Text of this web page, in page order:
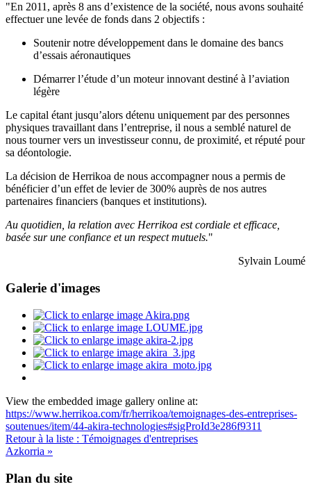
"En 2011, après 8 ans d’existence de la société, nous avons souhaité
effectuer une levée de fonds dans 2 objectifs :
Soutenir notre développement dans le domaine des bancs
d’essais aéronautiques
Démarrer l’étude d’un moteur innovant destiné à l’aviation
légère
Le capital étant jusqu’alors détenu uniquement par des personnes
physiques travaillant dans l’entreprise, il nous a semblé naturel de
nous tourner vers un investisseur connu, de proximité, et réputé pour
sa déontologie.
La décision de Herrikoa de nous accompagner nous a permis de
bénéficier d’un effet de levier de 300% auprès de nos autres
partenaires financiers (banques et institutions).
Au quotidien, la relation avec Herrikoa est cordiale et efficace,
basée sur une confiance et un respect mutuels."
Sylvain Loumé
Galerie d'images
View the embedded image gallery online at:
https://www.herrikoa.com/fr/herrikoa/temoignages-des-entreprises-
soutenues/item/44-akira-technologies#sigProId3e286f9311
Retour à la liste : Témoignages d'entreprises
Azkorria »
Plan du site